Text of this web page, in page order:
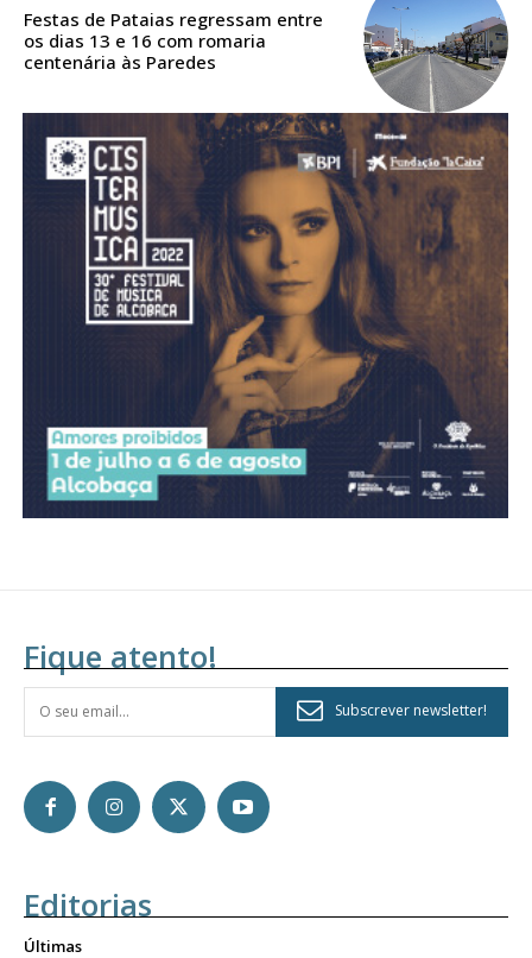
16€
Acesso ao conteúdo online
Acesso aos conteúdos Exclusivos para
assinantes
Ofertas para assinatura anual
Escolha o plano
Festas de Pataias regressam entre
os dias 13 e 16 com romaria
centenária às Paredes
Fique atento!
Subscrever newsletter!
Editorias
Últimas